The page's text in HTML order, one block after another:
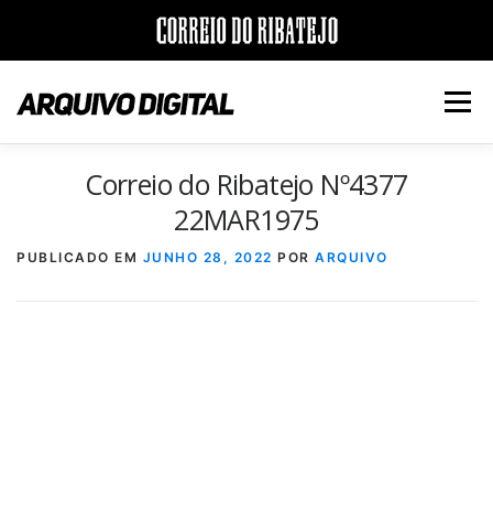
para
conteúdo
Menu
JORNAIS DÉCADAS
VERSÃO PDF E IMPRESSÃO
Correio do Ribatejo Nº4377
22MAR1975
PUBLICADO EM JUNHO 28, 2022 POR ARQUIVO